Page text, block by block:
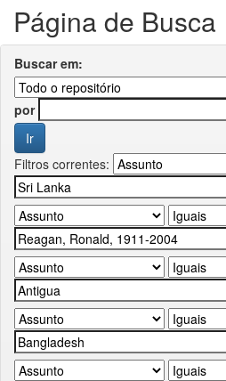
Página de Busca
Buscar em:
por
Filtros correntes: